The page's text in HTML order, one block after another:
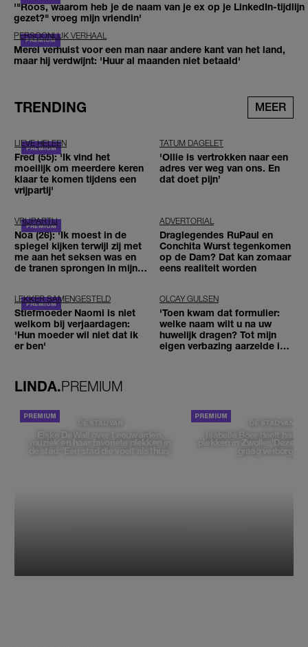
'"Roos, waarom heb je de naam van je ex op je LinkedIn-tijdlijn
gezet?" vroeg mijn vriendin'
PERSOONLIJK VERHAAL
Merel verhuist voor een man naar andere kant van het land,
maar hij verdwijnt: 'Huur al maanden niet betaald'
TRENDING MEER
LIEVE HELEEN
Fred (55): 'Ik vind het
moeilijk om meerdere keren
klaar te komen tijdens een
vrijpartij'
TATUM DAGELET
'Ollie is vertrokken naar een
adres ver weg van ons. En
dat doet pijn’
VRIJPARTIJ
Noa (26): 'Ik moest in de
spiegel kijken terwijl zij met
me aan het seksen was en
de tranen sprongen in mijn
ADVERTORIAL
Draglegendes RuPaul en
Conchita Wurst tegenkomen
op de Dam? Dat kan zomaar
eens realiteit worden
LEKKER SAMENGESTELD
Stiefmoeder Naomi is niet
welkom bij verjaardagen:
'Hun moeder wil niet dat ik
er ben'
OLCAY GULSEN
'Toen kwam dat formulier:
welke naam wilt u na uw
huwelijk dragen? Tot mijn
eigen verbazing aarzelde ik
LINDA.PREMIUM
DE STAD VAN
Elske DeWall over Leeuwarden,
muziek en haar favoriete plekken in
de stad: 'Een stad die voelt als thuis'
DE STAD VAN
Isabelle Boer deelt haar
plekken in Zwolle: 'Deze
graag verborgen'